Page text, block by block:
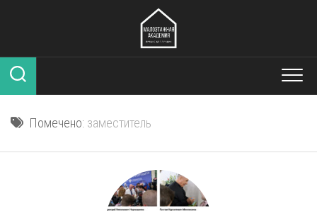
Помечено: заместитель